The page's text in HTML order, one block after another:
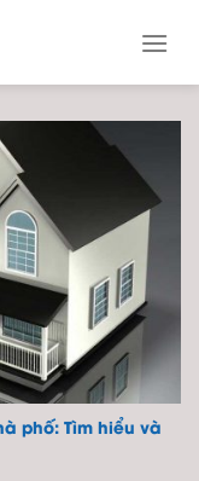
phố: Tìm hiểu và